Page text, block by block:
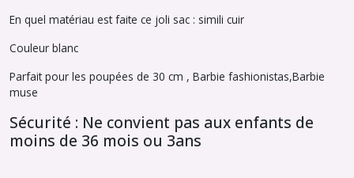
En quel matériau est faite ce joli sac : simili cuir
Couleur blanc
Parfait pour les poupées de 30 cm , Barbie fashionistas,Barbie
muse
Sécurité : Ne convient pas aux enfants de
moins de 36 mois ou 3ans